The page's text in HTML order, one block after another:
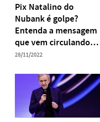
Pix Natalino do
Nubank é golpe?
Entenda a mensagem
que vem circulando…
28/11/2022